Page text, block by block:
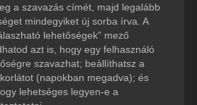
a szavazás címét, majd legalább
mindegyiket új sorba írva. A
lehetőségek” mező
azt is, hogy egy felhasználó
szavazhat; beállíthatsz a
(napokban megadva); és
lehetséges legyen-e a